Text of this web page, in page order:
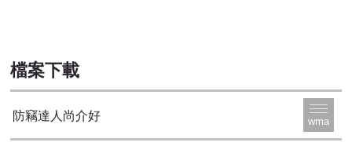
檔案下載
防竊達人尚介好 wma